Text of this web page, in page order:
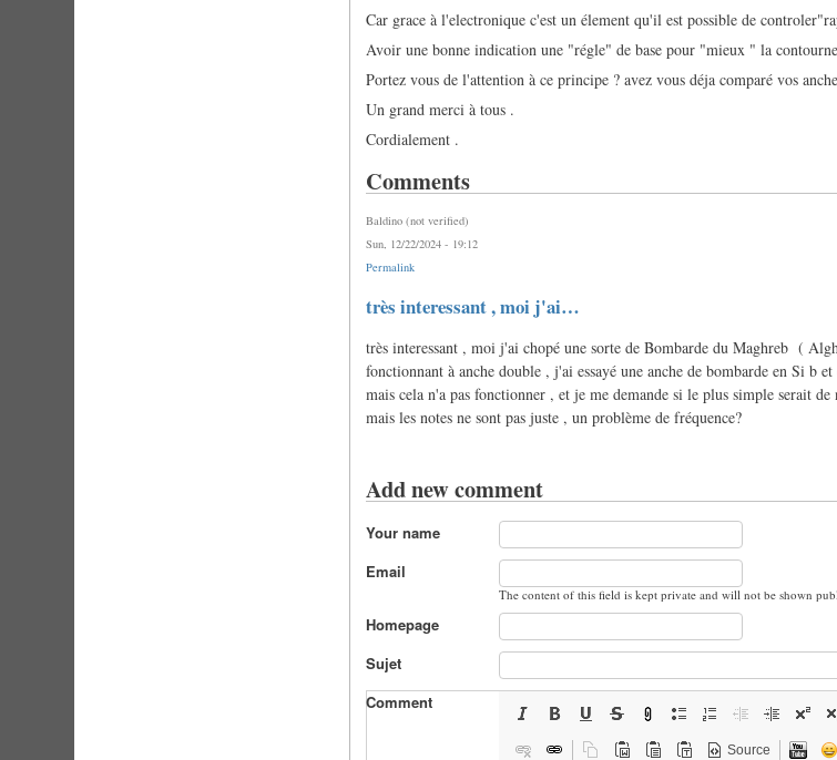
Car grace à l'electronique c'est un élement qu'il est possible de
Avoir une bonne indication une "régle" de base pour "mieux " la
Portez vous de l'attention à ce principe ? avez vous déja comparé vos
Un grand merci à tous .
Cordialement .
Comments
Baldino (not verified)
Sun, 12/22/2024 - 19:12
Permalink
très interessant , moi j'ai…
très interessant , moi j'ai chopé une sorte de Bombarde du Maghreb (
fonctionnant à anche double , j'ai essayé une anche de bombarde en Si b
mais cela n'a pas fonctionner , et je me demande si le plus simple serait
mais les notes ne sont pas juste , un problème de fréquence?
Add new comment
Your name
Email
The content of this field is kept private and will not be shown
Homepage
Sujet
Comment
Source